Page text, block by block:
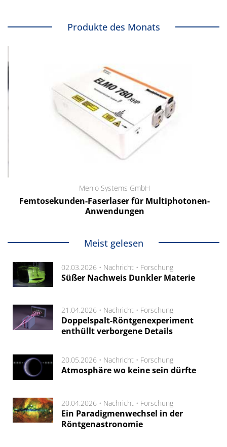
Produkte des Monats
Menlo Systems GmbH
Femtosekunden-Faserlaser für Multiphotonen-
Anwendungen
Meist gelesen
02.03.2026 • Nachricht • Forschung
Süßer Nachweis Dunkler Materie
21.04.2026 • Nachricht • Forschung
Doppelspalt-Röntgenexperiment
enthüllt verborgene Details
20.05.2026 • Nachricht • Forschung
Atmosphäre wo keine sein dürfte
20.04.2026 • Nachricht • Forschung
Ein Paradigmenwechsel in der
Röntgenastronomie